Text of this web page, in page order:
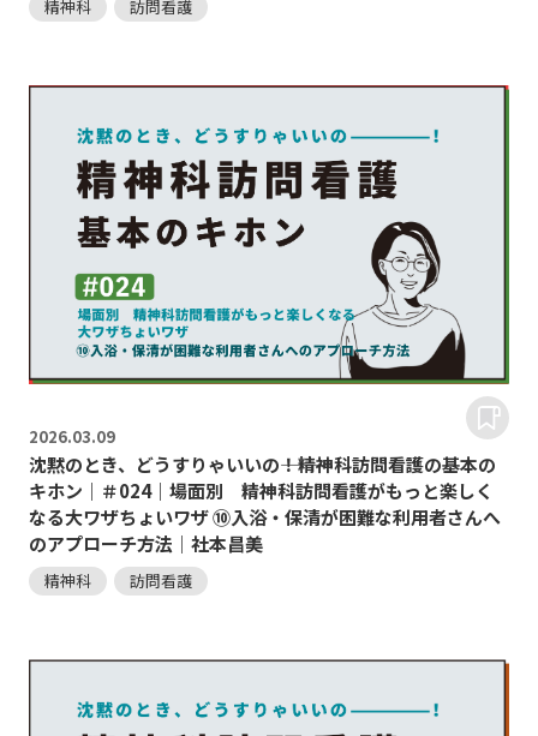
精神科 訪問看護
2026.03.09
沈黙のとき、どうすりゃいいの―――！精神科訪問看護の基本の
キホン｜＃024｜場面別 精神科訪問看護がもっと楽しく
なる大ワザちょいワザ ⑩入浴・保清が困難な利用者さんへ
のアプローチ方法｜社本昌美
精神科 訪問看護